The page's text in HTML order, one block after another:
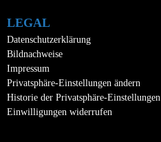
LEGAL
Datenschutzerklärung
Bildnachweise
Impressum
Privatsphäre-Einstellungen ändern
Historie der Privatsphäre-Einstellungen
Einwilligungen widerrufen